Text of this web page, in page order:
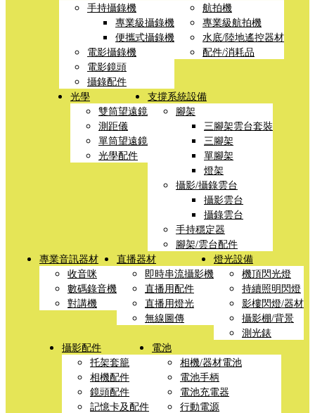
手持攝錄機
專業級攝錄機
便攜式攝錄機
電影攝錄機
電影鏡頭
攝錄配件
航拍機
專業級航拍機
水底/陸地遙控器材
配件/消耗品
光學
雙筒望遠鏡
測距儀
單筒望遠鏡
光學配件
支撐系統設備
腳架
三腳架雲台套裝
三腳架
單腳架
燈架
攝影/攝錄雲台
攝影雲台
攝錄雲台
手持穩定器
腳架/雲台配件
專業音訊器材
收音咪
數碼錄音機
對講機
直播器材
即時串流攝影機
直播用配件
直播用燈光
無線圖傳
燈光設備
機頂閃光燈
持續照明閃燈
影樓閃燈/器材
攝影棚/背景
測光錶
攝影配件
托架套籠
相機配件
鏡頭配件
記憶卡及配件
電池
相機/器材電池
電池手柄
電池充電器
行動電源